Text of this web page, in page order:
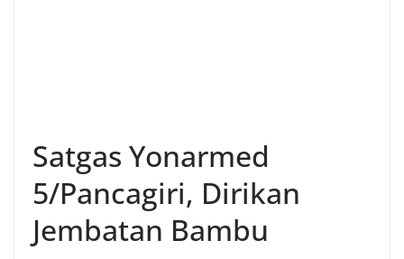
Satgas Yonarmed
5/Pancagiri, Dirikan
Jembatan Bambu